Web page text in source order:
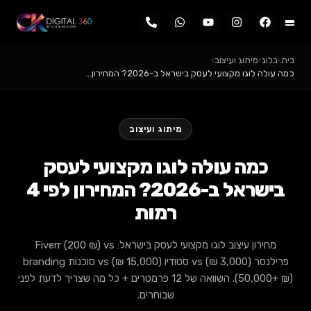
ועיצוב›
לעסק בישראל ב-2026? המחירון…
מיתוג ועיצוב
עולה לוגו מקצועי לעסק
בישראל ב-2026? המחירון לפי 4
מחירון עיצוב לוגו מקצועי לעסק בישראל: Fiverr (200 ₪) vs
פרילנסר (3,000 ₪) vs סטודיו (15,000 ₪) vs סוכנות branding
(50,000+ ₪). השוואה של 12 פרמטרים + כל מה שצריך לדעת לפני